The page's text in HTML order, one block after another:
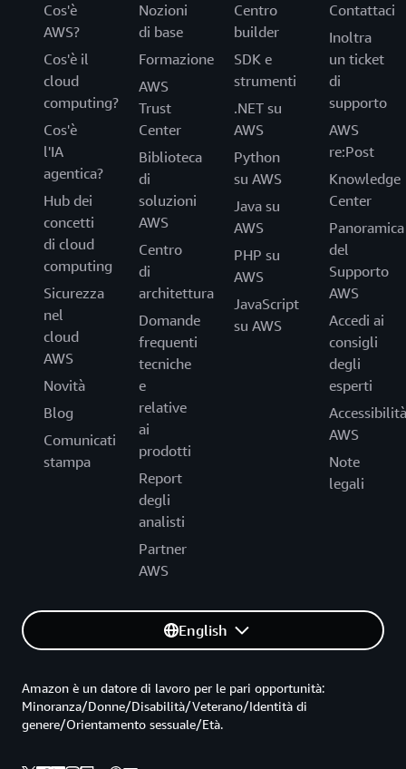
Cos'è
AWS?
Cos'è il
cloud
computing?
Cos'è
l'IA
agentica?
Hub dei
concetti
di cloud
computing
Sicurezza
nel
cloud
AWS
Novità
Blog
Comunicati
stampa
Nozioni
di base
Formazione
AWS
Trust
Center
Biblioteca
di
soluzioni
AWS
Centro
di
architettura
Domande
frequenti
tecniche
e
relative
ai
prodotti
Report
degli
analisti
Partner
AWS
Centro
builder
SDK e
strumenti
.NET su
AWS
Python
su AWS
Java su
AWS
PHP su
AWS
JavaScript
su AWS
Contattaci
Inoltra
un ticket
di
supporto
AWS
re:Post
Knowledge
Center
Panoramica
del
Supporto
AWS
Accedi ai
consigli
degli
esperti
Accessibilità
AWS
Note
legali
English
Amazon è un datore di lavoro per le pari opportunità:
Minoranza/Donne/Disabilità/Veterano/Identità di
genere/Orientamento sessuale/Età.